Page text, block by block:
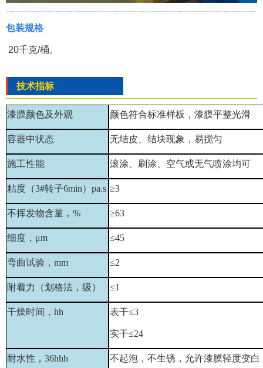
包装规格
20千克/桶。
技术指标
漆膜颜色及外观 颜色符合标准样板，漆膜平整光滑
容器中状态 无结皮、结块现象，易搅匀
施工性能 滚涂、刷涂、空气或无气喷涂均可
粘度（3#转子6min）pa.s ≥3
不挥发物含量，% ≥63
细度，μm ≤45
弯曲试验，mm ≤2
附着力（划格法，级） ≤1
干燥时间，hh 表干≤3
实干≤24
耐水性，36hhh
不起泡，不生锈，允许漆膜轻度变白